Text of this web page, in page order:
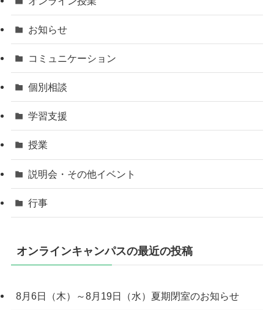
お知らせ
コミュニケーション
個別相談
学習支援
授業
説明会・その他イベント
行事
オンラインキャンパスの最近の投稿
8月6日（木）～8月19日（水）夏期閉室のお知らせ